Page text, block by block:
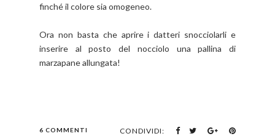
finché il colore sia omogeneo.
Ora non basta che aprire i datteri snocciolarli e
inserire al posto del nocciolo una pallina di
marzapane allungata!
6 COMMENTI CONDIVIDI: